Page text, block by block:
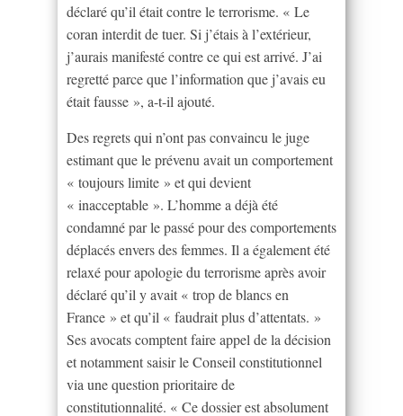
déclaré qu’il était contre le terrorisme. « Le
coran interdit de tuer. Si j’étais à l’extérieur,
j’aurais manifesté contre ce qui est arrivé. J’ai
regretté parce que l’information que j’avais eu
était fausse », a-t-il ajouté.
Des regrets qui n’ont pas convaincu le juge
estimant que le prévenu avait un comportement
« toujours limite » et qui devient
« inacceptable ». L’homme a déjà été
condamné par le passé pour des comportements
déplacés envers des femmes. Il a également été
relaxé pour apologie du terrorisme après avoir
déclaré qu’il y avait « trop de blancs en
France » et qu’il « faudrait plus d’attentats. »
Ses avocats comptent faire appel de la décision
et notamment saisir le Conseil constitutionnel
via une question prioritaire de
constitutionnalité. « Ce dossier est absolument